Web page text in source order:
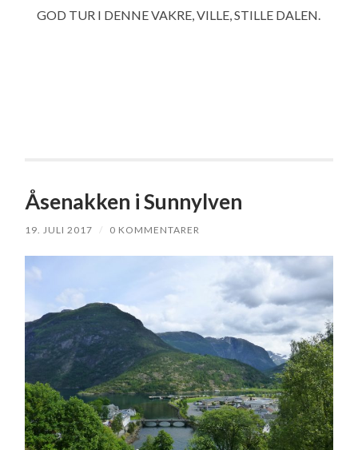
GOD TUR I DENNE VAKRE, VILLE, STILLE DALEN.
Åsenakken i Sunnylven
19. JULI 2017 / 0 KOMMENTARER